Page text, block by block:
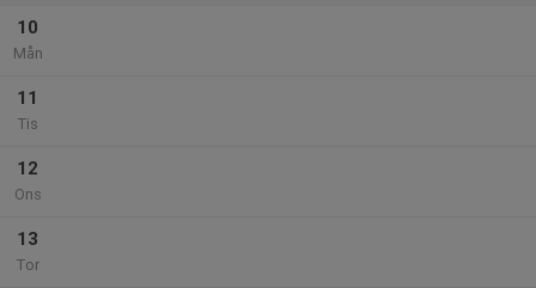
10
Mån
11
Tis
12
Ons
13
Tor